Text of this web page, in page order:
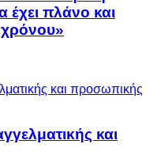
πλάνο και
και